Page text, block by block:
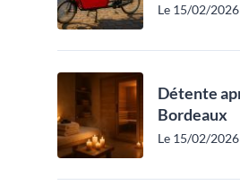
Le 15/02/2026
Détente
Bordeaux
Le 15/02/2026